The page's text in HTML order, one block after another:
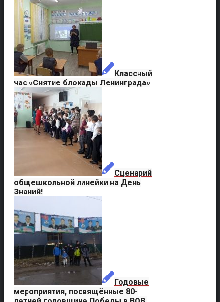
Классный
час «Снятие блокады Ленинграда»
Сценарий
общешкольной линейки на День
Знаний!
Годовые
мероприятия, посвящённые 80-